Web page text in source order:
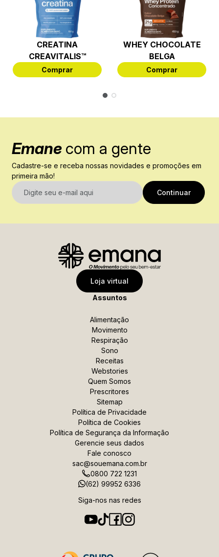
CREATINA
CREAVITALIS™
Comprar
WHEY CHOCOLATE
BELGA
Comprar
Emane com a gente
Cadastre-se e receba nossas novidades e promoções em
primeira mão!
E-mail
Continuar
Data de Nascimento
*Ao enviar esse formulário, você confirma ter 18 anos
*Estou de acordo com a coleta e uso dos dados
fornecidos para as finalidades aqui descritas
Assinar a newsletter
Assuntos
Alimentação
Movimento
Respiração
Sono
Receitas
Webstories
Quem Somos
Prescritores
Sitemap
Política de Privacidade
Política de Cookies
Política de Segurança da Informação
Gerencie seus dados
Fale conosco
sac@souemana.com.br
0800 722 1231
(62) 99952 6336
Siga-nos nas redes
Loja virtual